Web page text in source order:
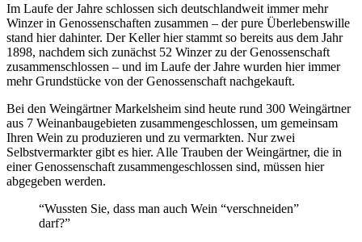
Im Laufe der Jahre schlossen sich deutschlandweit immer mehr
Winzer in Genossenschaften zusammen – der pure Überlebenswille
stand hier dahinter. Der Keller hier stammt so bereits aus dem Jahr
1898, nachdem sich zunächst 52 Winzer zu der Genossenschaft
zusammenschlossen – und im Laufe der Jahre wurden hier immer
mehr Grundstücke von der Genossenschaft nachgekauft.
Bei den Weingärtner Markelsheim sind heute rund 300 Weingärtner
aus 7 Weinanbaugebieten zusammengeschlossen, um gemeinsam
Ihren Wein zu produzieren und zu vermarkten. Nur zwei
Selbstvermarkter gibt es hier. Alle Trauben der Weingärtner, die in
einer Genossenschaft zusammengeschlossen sind, müssen hier
abgegeben werden.
“Wussten Sie, dass man auch Wein “verschneiden”
darf?”